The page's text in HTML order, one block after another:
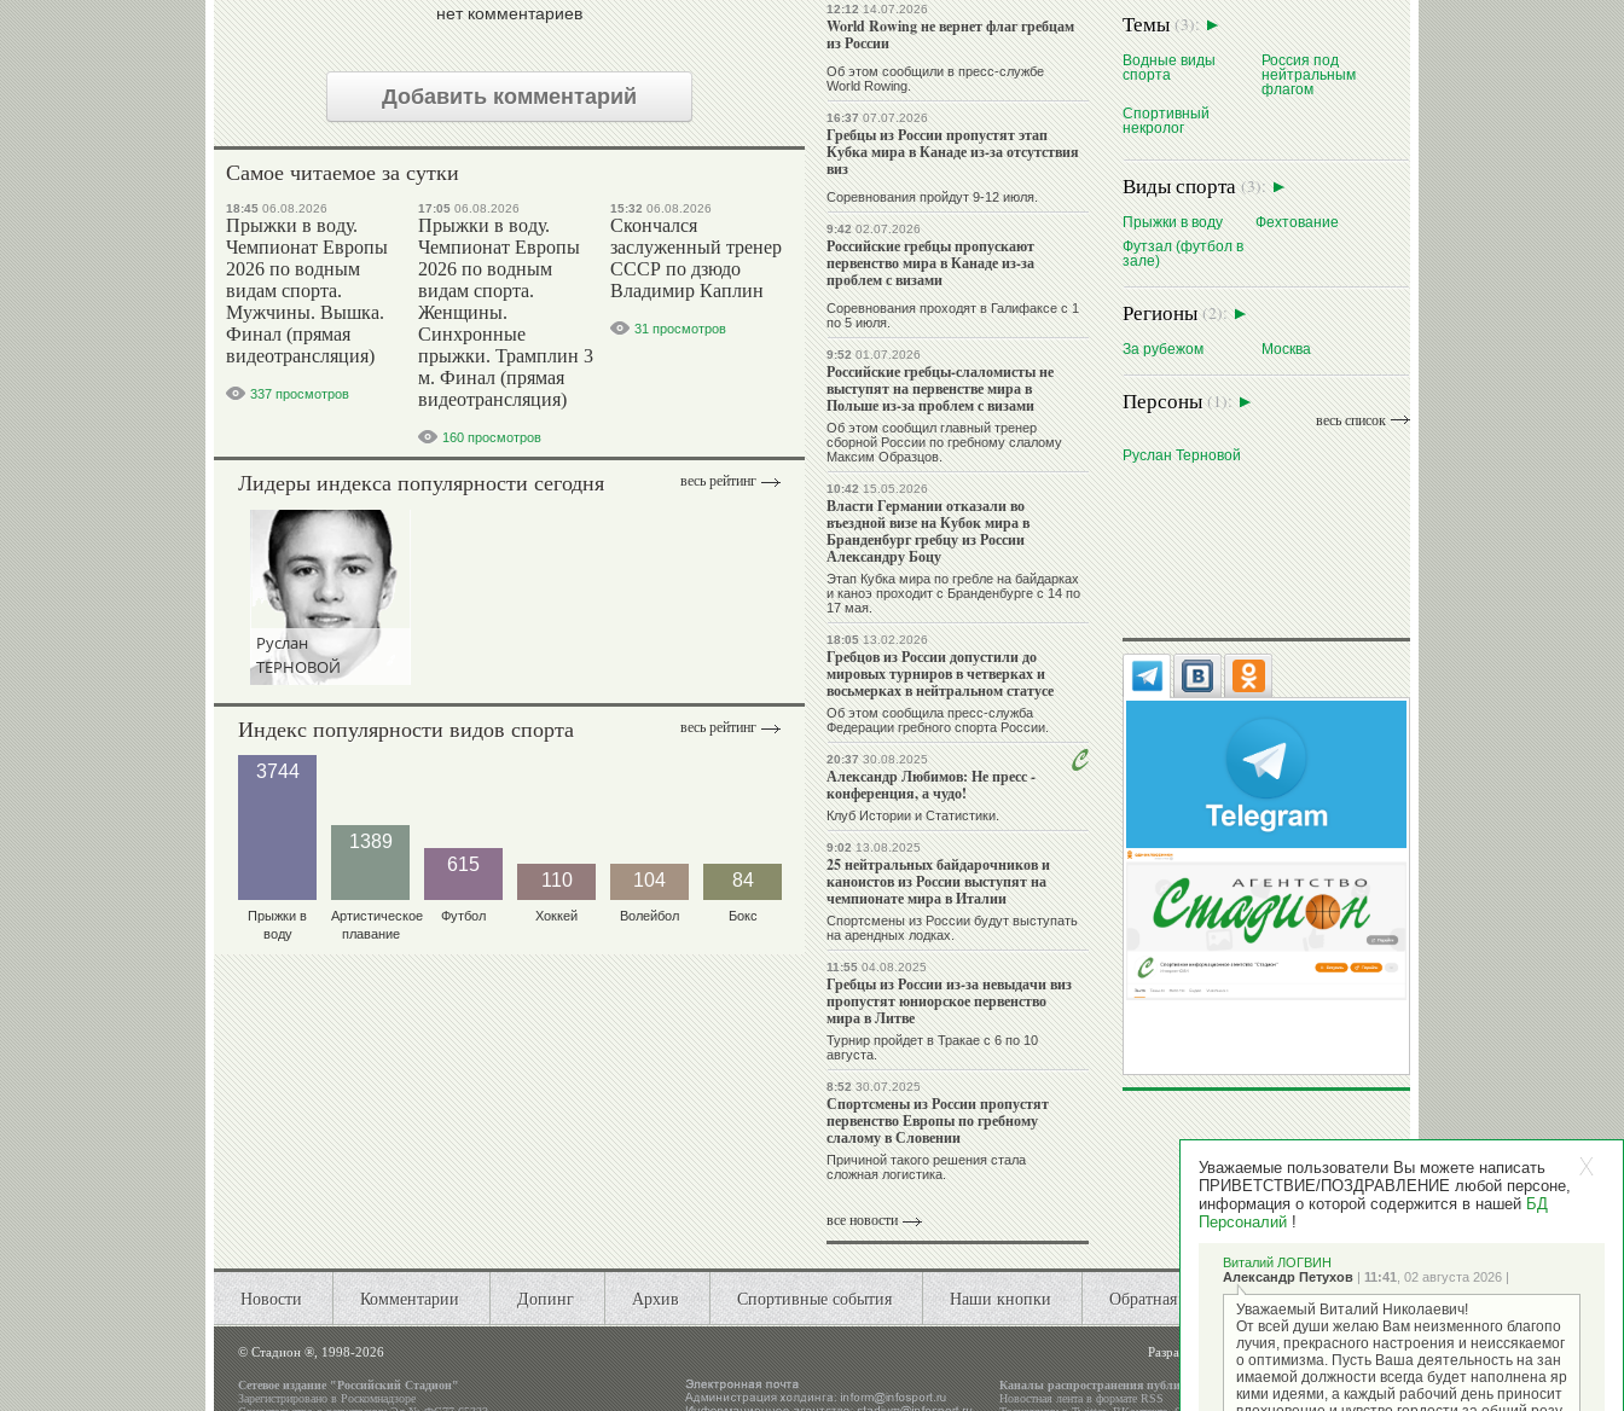
нет комментариев
Добавить комментарий
Самое читаемое за сутки
18:45 06.08.2026
Прыжки в воду.
Чемпионат Европы
2026 по водным
видам спорта.
Мужчины. Вышка.
Финал (прямая
видеотрансляция)
337 просмотров
17:05 06.08.2026
Прыжки в воду.
Чемпионат Европы
2026 по водным
видам спорта.
Женщины.
Синхронные
прыжки. Трамплин 3
м. Финал (прямая
видеотрансляция)
160 просмотров
15:32 06.08.2026
Скончался
заслуженный тренер
СССР по дзюдо
Владимир Каплин
31 просмотров
весь рейтинг
Лидеры индекса популярности сегодня
Руслан
ТЕРНОВОЙ
весь рейтинг
Индекс популярности видов спорта
3744
Прыжки в
воду
1389
Артистическое
плавание
615
Футбол
110
Хоккей
104
Волейбол
84
Бокс
12:1214.07.2026
World Rowing не вернет флаг гребцам
из России
Об этом сообщили в пресс-службе
World Rowing.
16:3707.07.2026
Гребцы из России пропустят этап
Кубка мира в Канаде из-за отсутствия
виз
Соревнования пройдут 9-12 июля.
9:4202.07.2026
Российские гребцы пропускают
первенство мира в Канаде из-за
проблем с визами
Соревнования проходят в Галифаксе с 1
по 5 июля.
9:5201.07.2026
Российские гребцы-слаломисты не
выступят на первенстве мира в
Польше из-за проблем с визами
Об этом сообщил главный тренер
сборной России по гребному слалому
Максим Образцов.
10:4215.05.2026
Власти Германии отказали во
въездной визе на Кубок мира в
Бранденбург гребцу из России
Александру Боцу
Этап Кубка мира по гребле на байдарках
и каноэ проходит с Бранденбурге с 14 по
17 мая.
18:0513.02.2026
Гребцов из России допустили до
мировых турниров в четверках и
восьмерках в нейтральном статусе
Об этом сообщила пресс-служба
Федерации гребного спорта России.
20:3730.08.2025
Александр Любимов: Не пресс -
конференция, а чудо!
Клуб Истории и Статистики.
9:0213.08.2025
25 нейтральных байдарочников и
каноистов из России выступят на
чемпионате мира в Италии
Спортсмены из России будут выступать
на арендных лодках.
11:5504.08.2025
Гребцы из России из-за невыдачи виз
пропустят юниорское первенство
мира в Литве
Турнир пройдет в Тракае с 6 по 10
августа.
8:5230.07.2025
Спортсмены из России пропустят
первенство Европы по гребному
слалому в Словении
Причиной такого решения стала
сложная логистика.
все новости
1954г. — родилсяВалерий
ГАЗЗАЕВ(футбол)
1956г. — родилсяВладимир
РЫБАКОВ(легкая атлетика)
читать далее
Темы(3):
Водные виды
спорта
Россия под
нейтральным
флагом
Спортивный
некролог
Виды спорта(3):
Прыжки в воду
Фехтование
Футзал (футбол в
зале)
Регионы(2):
За рубежом Москва
Персоны(1):
весь список
Руслан Терновой
Новости Комментарии Допинг Архив Спортивные события Наши кнопки Обратная связь
©Стадион ®, 1998-2026 Разработка и поддержкаООО "Стадион"
Сетевое издание "Российский Стадион"
Зарегистрировано в Роскомнадзоре
Каналы распространения публикаций
Новостная лента в формате RSS
Уважаемые пользователи Вы можете написать
ПРИВЕТСТВИЕ/ПОЗДРАВЛЕНИЕ любой персоне,
информация о которой содержится в нашей БД
Персоналий !
Виталий ЛОГВИН
Александр Петухов | 11:41 , 02 августа 2026 |
Уважаемый Виталий Николаевич!
От всей души желаю Вам неизменного благопо
лучия, прекрасного настроения и неиссякаемог
о оптимизма. Пусть Ваша деятельность на зан
имаемой должности всегда будет наполнена яр
кими идеями, а каждый рабочий день приносит